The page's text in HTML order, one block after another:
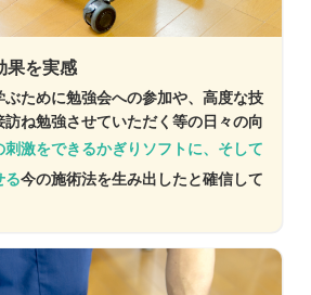
果を実感
ぶために勉強会への参加や、高度な技
ね勉強させていただく等の日々の向
刺激をできるかぎりソフトに、そして
る今の施術法を生み出したと確信して